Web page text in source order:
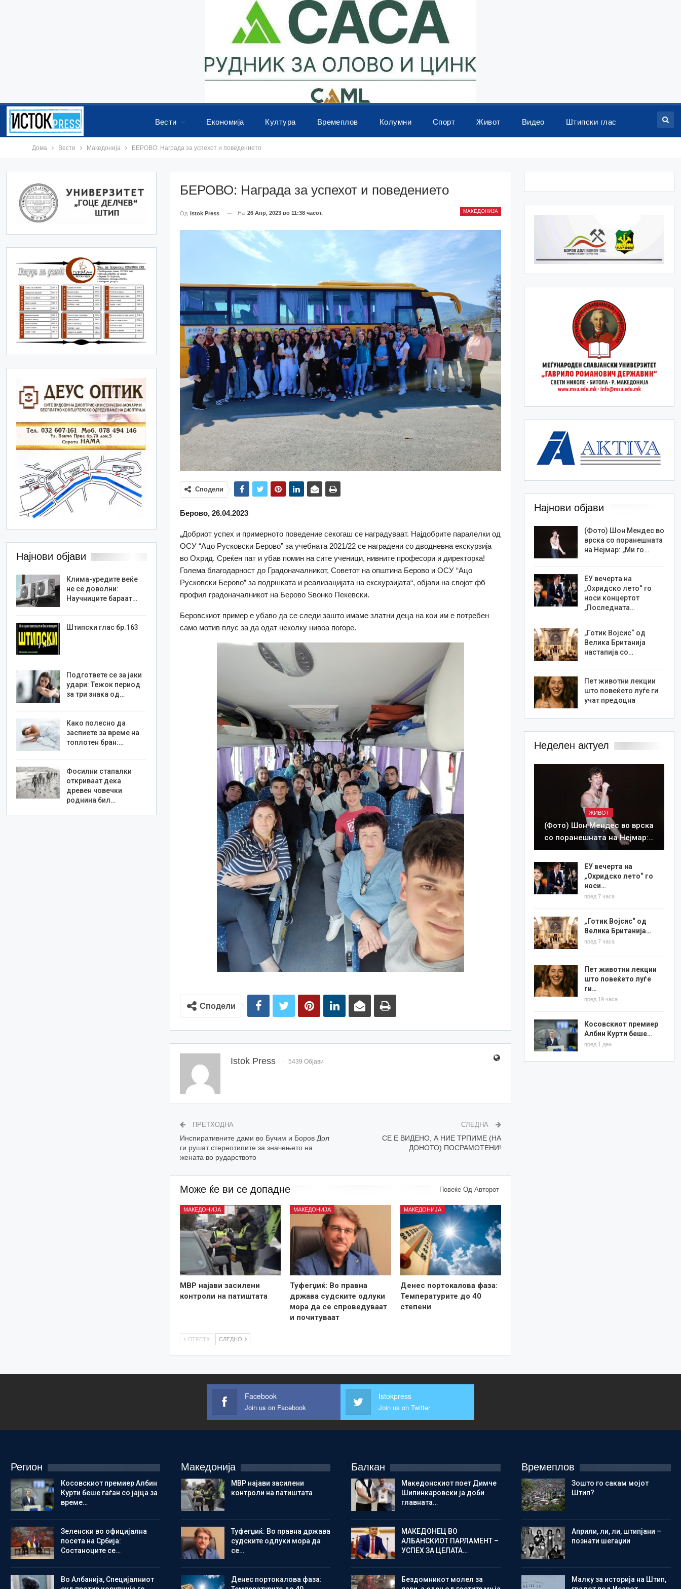
Вести Економија Култура Времеплов Колумни Спорт Живот Видео Штипски глас
Дома Вести Македонија БЕРОВО: Награда за успехот и поведението
БЕРОВО: Награда за успехот и поведението
МАКЕДОНИЈА
Од Istok Press На 26 Апр, 2023 во 11:38 часот.
Сподели
Берово, 26.04.2023
„Добриот успех и примерното поведение секогаш се наградуваат. Најдобрите паралелки од
ОСУ “Ацо Русковски Берово” за учебната 2021/22 се наградени со дводневна екскурзија
во Охрид. Среќен пат и убав помин на сите ученици, нивните професори и директорка!
Голема благодарност до Градоначалникот, Советот на општина Берово и ОСУ “Ацо
Русковски Берово” за подршката и реализацијата на екскурзијата“, објави на својот фб
профил градоначалникот на Берово Ѕвонко Пекевски.
Беровскиот пример е убаво да се следи зашто имаме златни деца на кои им е потребен
само мотив плус за да одат неколку нивоа погоре.
Сподели
Istok Press 5439 Објави
ПРЕТХОДНА
Инспиративните дами во Бучим и Боров Дол
ги рушат стереотипите за значењето на
жената во рударството
СЛЕДНА
СЕ Е ВИДЕНО, А НИЕ ТРПИМЕ (НА
ДОНОТО) ПОСРАМОТЕНИ!
Може ќе ви се допадне Повеќе Од Авторот
МАКЕДОНИЈА
МВР најави засилени
контроли на патиштата
МАКЕДОНИЈА
Туфегџиќ: Во правна
држава судските одлуки
мора да се спроведуваат
и почитуваат
МАКЕДОНИЈА
Денес портокалова фаза:
Температурите до 40
степени
ПТРЕТХ СЛЕДНО
Најнови објави
(Фото) Шон Мендес во
врска со поранешната
на Нејмар: „Ми го…
ЕУ вечерта на
„Охридско лето“ го
носи концертот
„Последната…
„Готик Војсис“ од
Велика Британија
настапија со…
Пет животни лекции
што повеќето луѓе ги
учат предоцна
Неделен актуел
ЖИВОТ
(Фото) Шон Мендес во врска
со поранешната на Нејмар:…
ЕУ вечерта на
„Охридско лето“ го
носи…
пред 7 часа
„Готик Војсис“ од
Велика Британија…
пред 7 часа
Пет животни лекции
што повеќето луѓе
ги…
пред 19 часа
Косовскиот премиер
Албин Курти беше…
пред 1 ден
Најнови објави
Клима-уредите веќе
не се доволни:
Научниците бараат…
Штипски глас бр.163
Подгответе се за јаки
удари: Тежок период
за три знака од…
Како полесно да
заспиете за време на
топлотен бран:…
Фосилни стапалки
откриваат дека
древен човечки
роднина бил…
Facebook
Join us on Facebook
Istokpress
Join us on Twitter
Регион
Косовскиот премиер Албин
Курти беше гаѓан со јајца за
време…
Зеленски во официјална
посета на Србија:
Состаноците се…
Во Албанија, Специјалниот
Македонија
МВР најави засилени
контроли на патиштата
Туфегџиќ: Во правна држава
судските одлуки мора да
се…
Денес портокалова фаза:
Балкан
Македонскиот поет Димче
Шипинкаровски ја доби
главната…
МАКЕДОНЕЦ ВО
АЛБАНСКИОТ ПАРЛАМЕНТ –
УСПЕХ ЗА ЦЕЛАТА…
Бездомникот молел за
Времеплов
Зошто го сакам мојот
Штип?
Aприли, ли, ли, штипјани –
познати шегаџии
Малку за историја на Штип,